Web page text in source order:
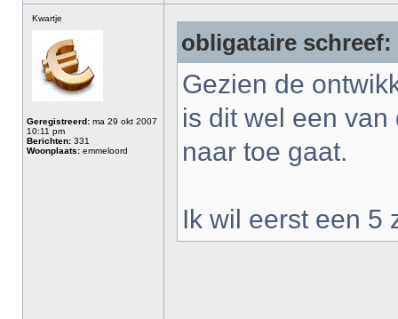
Kwartje
Geregistreerd: ma 29 okt 2007
10:11 pm
Berichten: 331
Woonplaats: emmeloord
obligataire schreef:
Gezien de
is dit wel een
naar toe gaat.
Ik wil eerst een 5